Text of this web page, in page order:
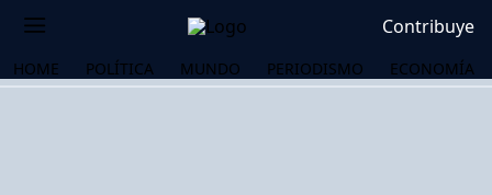
Contribuye
HOME POLÍTICA MUNDO PERIODISMO ECONOMÍA